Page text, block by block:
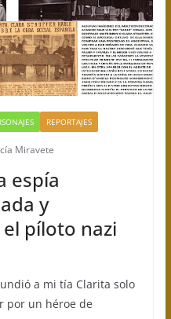
REPORTAJES
Miravete
espía
y
píloto nazi
a mi tía Clarita solo
por un héroe de